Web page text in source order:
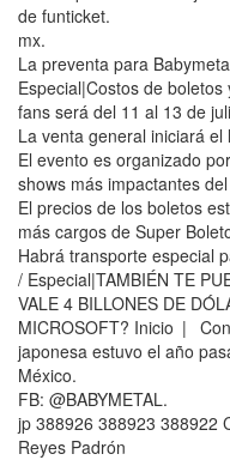
de funticket.
mx.
La preventa para
Especial|Costos de
fans será del 11 al 13 de
La venta general iniciará
El evento es organizado
shows más impactantes
El precios de los boletos
más cargos de Super
Habrá transporte especial
/ Especial|TAMBIÉN TE
VALE 4 BILLONES DE
MICROSOFT? Inicio |
japonesa estuvo el año
México.
FB: @BABYMETAL.
jp 388926 388923 388922
Reyes Padrón